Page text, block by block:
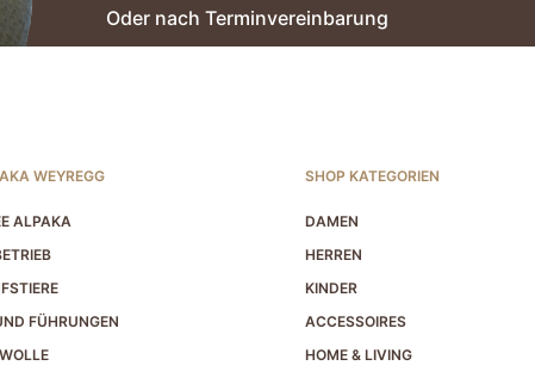
Oder nach Terminvereinbarung
WEYREGG
ALPAKA
FÜHRUNGEN
SHOP KATEGORIEN
DAMEN
HERREN
KINDER
ACCESSOIRES
HOME & LIVING